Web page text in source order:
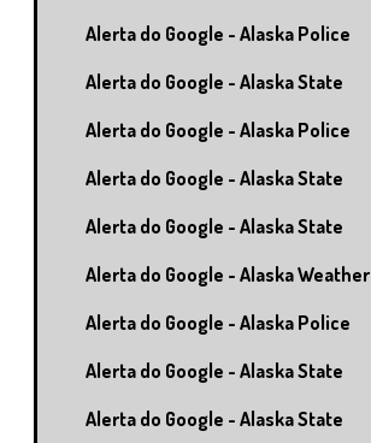
Alerta do Google - Alaska Police
Alerta do Google - Alaska State
Alerta do Google - Alaska Police
Alerta do Google - Alaska State
Alerta do Google - Alaska State
Alerta do Google - Alaska Weather
Alerta do Google - Alaska Police
Alerta do Google - Alaska State
Alerta do Google - Alaska State